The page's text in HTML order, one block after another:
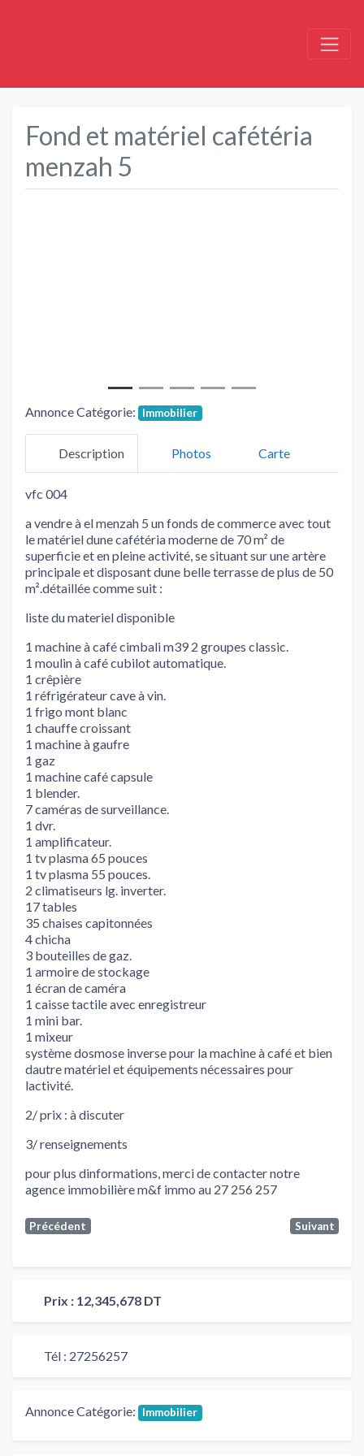
Fond et matériel cafétéria
menzah 5
Annonce Catégorie: Immobilier
Description Photos Carte
vfc 004
a vendre à el menzah 5 un fonds de commerce avec tout
le matériel dune cafétéria moderne de 70 m² de
superficie et en pleine activité, se situant sur une artère
principale et disposant dune belle terrasse de plus de 50
m².détaillée comme suit :
liste du materiel disponible
1 machine à café cimbali m39 2 groupes classic.
1 moulin à café cubilot automatique.
1 crêpière
1 réfrigérateur cave à vin.
1 frigo mont blanc
1 chauffe croissant
1 machine à gaufre
1 gaz
1 machine café capsule
1 blender.
7 caméras de surveillance.
1 dvr.
1 amplificateur.
1 tv plasma 65 pouces
1 tv plasma 55 pouces.
2 climatiseurs lg. inverter.
17 tables
35 chaises capitonnées
4 chicha
3 bouteilles de gaz.
1 armoire de stockage
1 écran de caméra
1 caisse tactile avec enregistreur
1 mini bar.
1 mixeur
système dosmose inverse pour la machine à café et bien
dautre matériel et équipements nécessaires pour
lactivité.
2/ prix : à discuter
3/ renseignements
pour plus dinformations, merci de contacter notre
agence immobilière m&f immo au 27 256 257
Précédent Suivant
Prix : 12,345,678 DT
Tél : 27256257
Annonce Catégorie: Immobilier